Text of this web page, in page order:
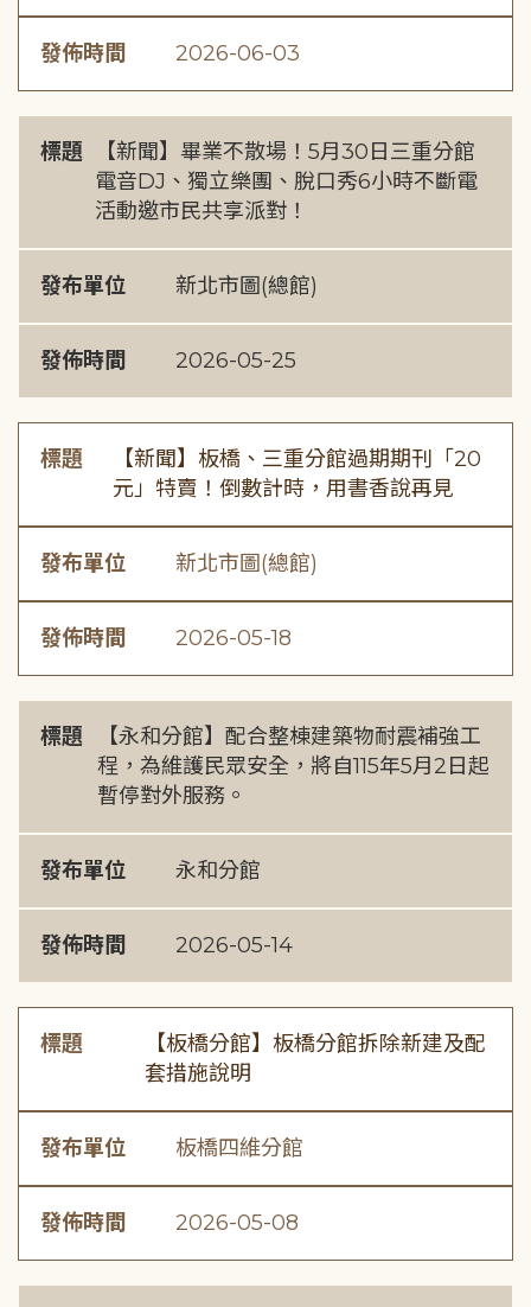
發佈時間 2026-06-03
標題
【新聞】畢業不散場！5月30日三重分館
電音DJ、獨立樂團、脫口秀6小時不斷電
活動邀市民共享派對！
發布單位 新北市圖(總館)
發佈時間 2026-05-25
標題
【新聞】板橋、三重分館過期期刊「20
元」特賣！倒數計時，用書香說再見
發布單位 新北市圖(總館)
發佈時間 2026-05-18
標題
【永和分館】配合整棟建築物耐震補強工
程，為維護民眾安全，將自115年5月2日起
暫停對外服務。
發布單位 永和分館
發佈時間 2026-05-14
標題
【板橋分館】板橋分館拆除新建及配
套措施說明
發布單位 板橋四維分館
發佈時間 2026-05-08